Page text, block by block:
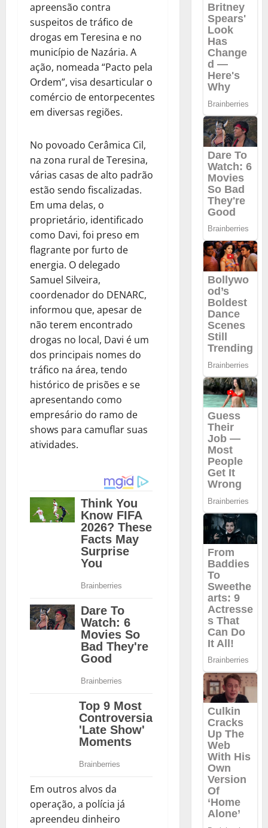
apreensão contra
suspeitos de tráfico de
drogas em Teresina e no
município de Nazária. A
ação, nomeada “Pacto pela
Ordem”, visa desarticular o
comércio de entorpecentes
em diversas regiões.
No povoado Cerâmica Cil,
na zona rural de Teresina,
várias casas de alto padrão
estão sendo fiscalizadas.
Em uma delas, o
proprietário, identificado
como Davi, foi preso em
flagrante por furto de
energia. O delegado
Samuel Silveira,
coordenador do DENARC,
informou que, apesar de
não terem encontrado
drogas no local, Davi é um
dos principais nomes do
tráfico na área, tendo
histórico de prisões e se
apresentando como
empresário do ramo de
shows para camuflar suas
atividades.
Em outros alvos da
operação, a polícia já
apreendeu dinheiro